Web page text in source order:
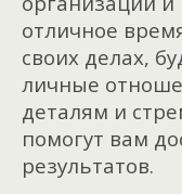
отличное
своих делах,
личные
деталям и
помогут вам
результатов.